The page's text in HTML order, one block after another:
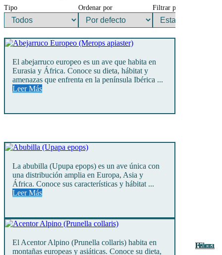
Tipo Ordenar por Filtrar por
El abejarruco europeo es un ave que habita en
Eurasia y África. Conoce su dieta, hábitat y
amenazas que enfrenta en la península Ibérica ...
Leer Más
Fauna
La abubilla (Upupa epops) es un ave única con
una distribución amplia en Europa, Asia y
África. Conoce sus características y hábitat ...
Leer Más
Fauna
El Acentor Alpino (Prunella collaris) habita en
montañas europeas y asiáticas. Conoce su dieta,
Fauna
Fauna
Fauna
Fauna
Fauna
Flora
Fauna
Fauna
Fauna
Fauna
Flora